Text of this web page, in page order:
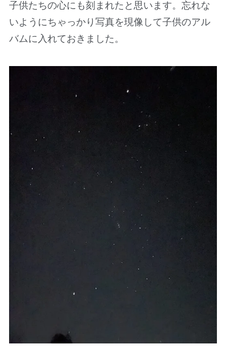
子供たちの心にも刻まれたと思います。忘れな
いようにちゃっかり写真を現像して子供のアル
バムに入れておきました。